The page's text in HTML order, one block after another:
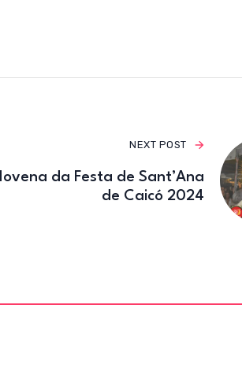
NEXT POST
da Festa de Sant’Ana
de Caicó 2024